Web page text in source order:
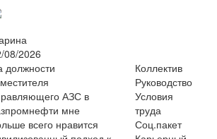
08/2026
должности
АЗС в
мне
всего нравится
Коллектив
Руководство
Условия
труда
Соц.пакет